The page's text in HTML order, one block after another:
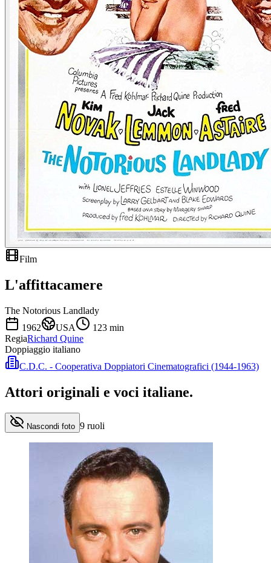
Film
L'affittacamere
The Notorious Landlady
1962
USA 123 min
RegiaRichard Quine
Doppiaggio italiano
C.D.C. - Cooperativa Doppiatori Cinematografici (1944-1963)
Attori originali e voci italiane.
Nascondi foto 9 ruoli